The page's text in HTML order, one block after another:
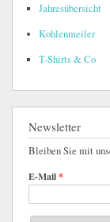
Jahresübersicht
Kohlenmeiler
T-Shirts & Co
Newsletter
Bleiben Sie mit
E-Mail*